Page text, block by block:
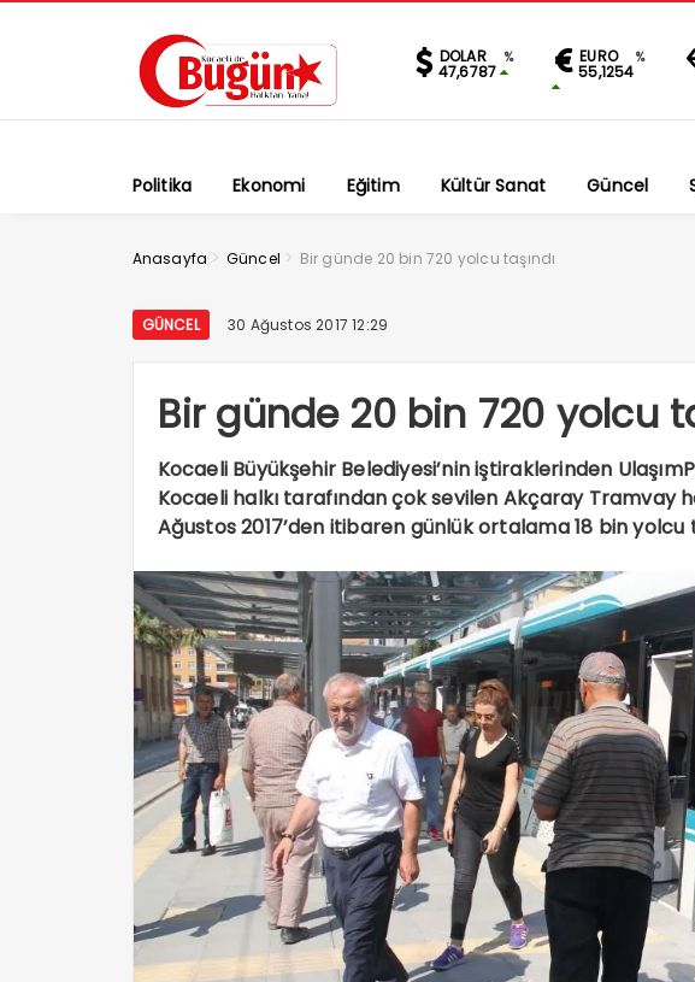
DOLAR %
47,6787
EURO %
55,1254
Politika Ekonomi Eğitim Kültür Sanat Güncel
Anasayfa > Güncel > Bir günde 20 bin 720 yolcu taşındı
GÜNCEL 30 Ağustos 2017 12:29
Bir günde 20 bin 720 yolcu
Kocaeli Büyükşehir Belediyesi’nin iştiraklerinden
Kocaeli halkı tarafından çok sevilen Akçaray Tramvay
Ağustos 2017’den itibaren günlük ortalama 18 bin yolcu